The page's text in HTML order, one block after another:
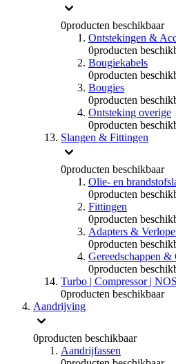
0producten beschikbaar
Ontstekingen &
0producten
Bougiekabels
0producten
Bougies
0producten
Ontsteking overige
0producten
Slangen & Fittingen
0producten beschikbaar
Olie- en
0producten
Fittingen
0producten
Adapters &
0producten
Gereedschappen &
0producten
Turbo | Compressor | NOS
0producten beschikbaar
Aandrijving
0producten beschikbaar
Aandrijfassen